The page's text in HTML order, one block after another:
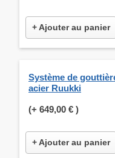
+ Ajouter au panier
Système de
acier Ruukki
(+ 649,00 € )
+ Ajouter au panier